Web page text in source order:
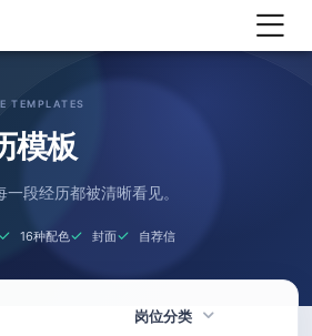
TEMPLATES
模板
段经历都被清晰看见。
16种配色 封面 自荐信
岗位分类